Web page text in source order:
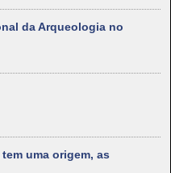
da Arqueologia no
uma origem, as